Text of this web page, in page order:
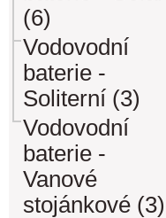
(6)
Vodovodní
baterie -
Soliterní (3)
Vodovodní
baterie -
Vanové
stojánkové (3)